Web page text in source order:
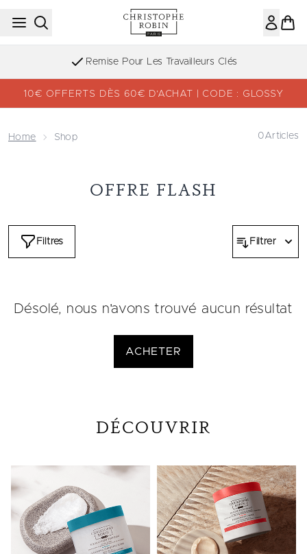
Passer au contenu principal
Remise Pour Les Travailleurs Clés
10€ OFFERTS DÈS 60€ D’ACHAT | CODE : GLOSSY
Home Shop 0Articles
OFFRE FLASH
Filtres Filtrer
Désolé, nous n'avons trouvé aucun résultat
ACHETER
DÉCOUVRIR